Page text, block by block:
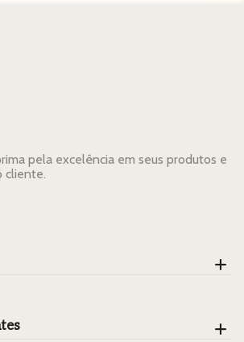
pela excelência em seus produtos e
cliente.